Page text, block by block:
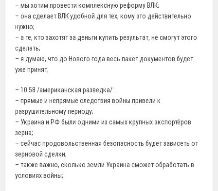
– мы хотим провести комплексную реформу ВЛК;
– она сделает ВЛК удобной для тех, кому это действительно
нужно;
– а те, кто захотят за деньги купить результат, не смогут этого
сделать;
– я думаю, что до Нового года весь пакет документов будет
уже принят;
– 10.58 /американская разведка/:
– прямые и непрямые следствия войны привели к
разрушительному периоду;
– Украина и РФ были одними из самых крупных экспортёров
зерна;
– сейчас продовольственная безопасность будет зависеть от
зерновой сделки;
– также важно, сколько земли Украина сможет обработать в
условиях войны;